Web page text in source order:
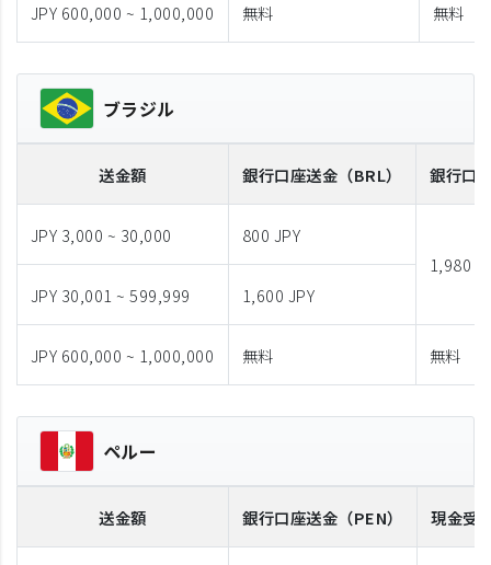
JPY 600,000 ~ 1,000,000 無料 無料
ブラジル
送金額 銀行口座送金 （BRL） 銀行口
JPY 3,000 ~ 30,000
800 JPY
1,980
JPY 30,001 ~ 599,999
1,600 JPY
JPY 600,000 ~ 1,000,000 無料 無料
ペルー
送金額 銀行口座送金 （PEN） 現金受